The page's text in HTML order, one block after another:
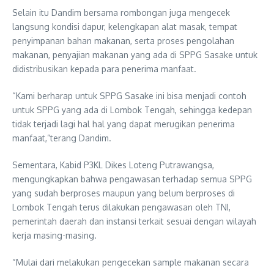
Selain itu Dandim bersama rombongan juga mengecek
langsung kondisi dapur, kelengkapan alat masak, tempat
penyimpanan bahan makanan, serta proses pengolahan
makanan, penyajian makanan yang ada di SPPG Sasake untuk
didistribusikan kepada para penerima manfaat.
“Kami berharap untuk SPPG Sasake ini bisa menjadi contoh
untuk SPPG yang ada di Lombok Tengah, sehingga kedepan
tidak terjadi lagi hal hal yang dapat merugikan penerima
manfaat,”terang Dandim.
Sementara, Kabid P3KL Dikes Loteng Putrawangsa,
mengungkapkan bahwa pengawasan terhadap semua SPPG
yang sudah berproses maupun yang belum berproses di
Lombok Tengah terus dilakukan pengawasan oleh TNI,
pemerintah daerah dan instansi terkait sesuai dengan wilayah
kerja masing-masing.
“Mulai dari melakukan pengecekan sample makanan secara